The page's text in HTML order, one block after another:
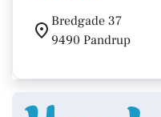
Bredgade 37
9490 Pandrup